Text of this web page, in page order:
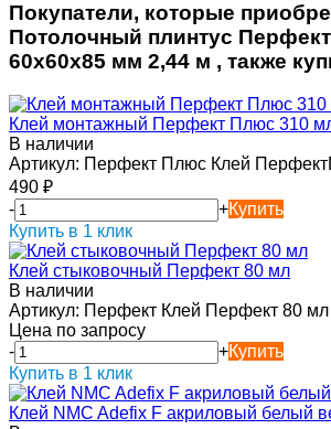
Покупатели, которые
Потолочный плинтус
60х60х85 мм 2,44 м , также
Клей монтажный Перфект Плюс 310
В наличии
Артикул: Перфект Плюс Клей
490 ₽
-
+Купить
Купить в 1 клик
Клей стыковочный Перфект 80 мл
В наличии
Артикул: Перфект Клей Перфект 80 мл
Цена по запросу
-
+Купить
Купить в 1 клик
Клей NMC Adefix F акриловый белый